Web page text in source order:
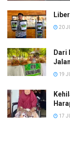
20
Dari
19
17